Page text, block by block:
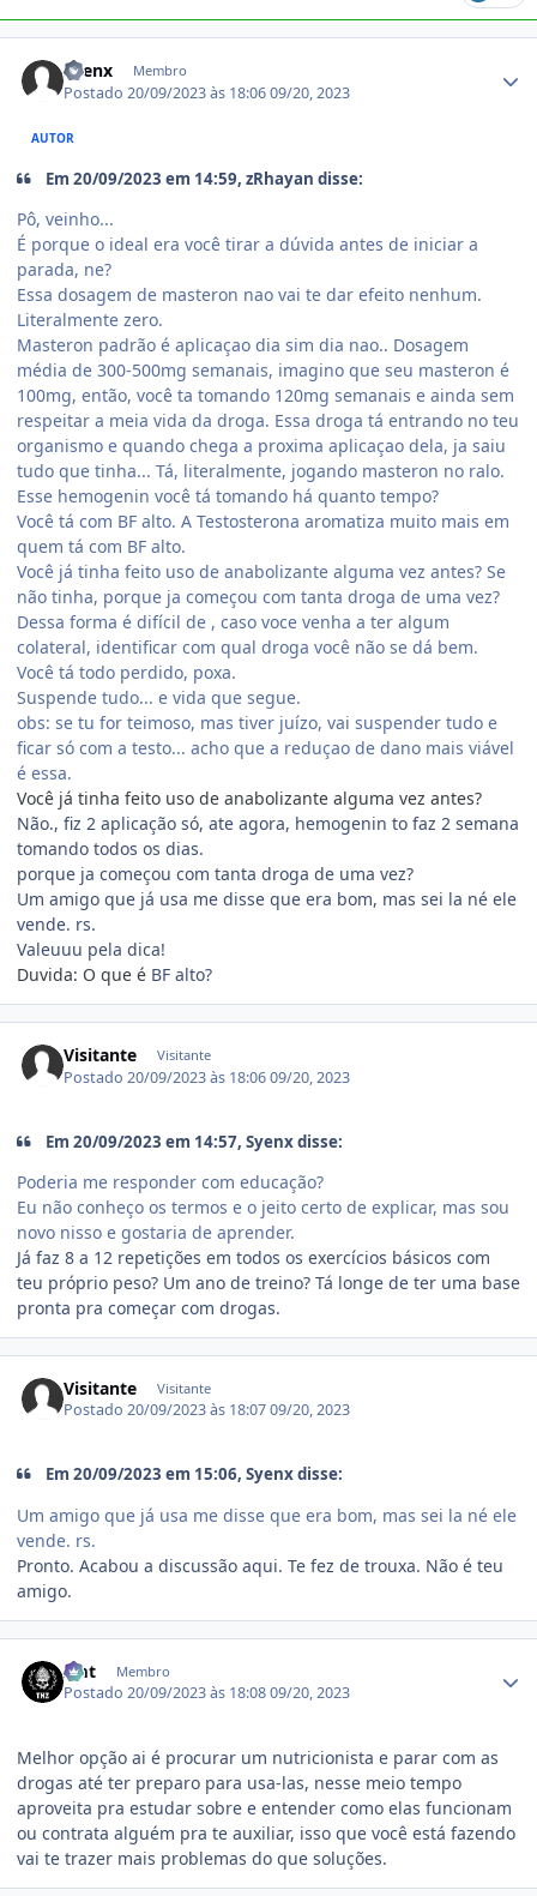
Syenx Membro
Postado20/09/2023 às 18:0609/20, 2023
AUTOR
Em 20/09/2023 em 14:59, zRhayan disse:
Pô, veinho...
É porque o ideal era você tirar a dúvida antes de iniciar a
parada, ne?
Essa dosagem de masteron nao vai te dar efeito nenhum.
Literalmente zero.
Masteron padrão é aplicaçao dia sim dia nao.. Dosagem
média de 300-500mg semanais, imagino que seu masteron é
100mg, então, você ta tomando 120mg semanais e ainda sem
respeitar a meia vida da droga. Essa droga tá entrando no teu
organismo e quando chega a proxima aplicaçao dela, ja saiu
tudo que tinha... Tá, literalmente, jogando masteron no ralo.
Esse hemogenin você tá tomando há quanto tempo?
Você tá com BF alto. A Testosterona aromatiza muito mais em
quem tá com BF alto.
Você já tinha feito uso de anabolizante alguma vez antes? Se
não tinha, porque ja começou com tanta droga de uma vez?
Dessa forma é difícil de , caso voce venha a ter algum
colateral, identificar com qual droga você não se dá bem.
Você tá todo perdido, poxa.
Suspende tudo... e vida que segue.
obs: se tu for teimoso, mas tiver juízo, vai suspender tudo e
ficar só com a testo... acho que a reduçao de dano mais viável
é essa.
Você já tinha feito uso de anabolizante alguma vez antes?
Não., fiz 2 aplicação só, ate agora, hemogenin to faz 2 semana
tomando todos os dias.
porque ja começou com tanta droga de uma vez?
Um amigo que já usa me disse que era bom, mas sei la né ele
vende. rs.
Valeuuu pela dica!
Duvida: O que é BF alto?
Visitante Visitante
Postado20/09/2023 às 18:0609/20, 2023
Em 20/09/2023 em 14:57, Syenx disse:
Poderia me responder com educação?
Eu não conheço os termos e o jeito certo de explicar, mas sou
novo nisso e gostaria de aprender.
Já faz 8 a 12 repetições em todos os exercícios básicos com
teu próprio peso? Um ano de treino? Tá longe de ter uma base
pronta pra começar com drogas.
Visitante Visitante
Postado20/09/2023 às 18:0709/20, 2023
Em 20/09/2023 em 15:06, Syenx disse:
Um amigo que já usa me disse que era bom, mas sei la né ele
vende. rs.
Pronto. Acabou a discussão aqui. Te fez de trouxa. Não é teu
amigo.
zmt Membro
Postado20/09/2023 às 18:0809/20, 2023
Melhor opção ai é procurar um nutricionista e parar com as
drogas até ter preparo para usa-las, nesse meio tempo
aproveita pra estudar sobre e entender como elas funcionam
ou contrata alguém pra te auxiliar, isso que você está fazendo
vai te trazer mais problemas do que soluções.